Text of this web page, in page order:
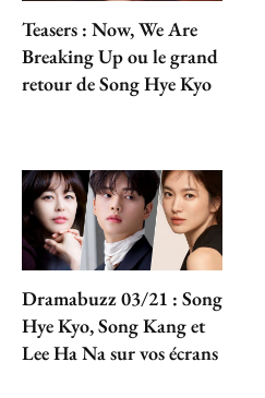
Teasers : Now, We Are
Breaking Up ou le grand
retour de Song Hye Kyo
Dramabuzz 03/21 : Song
Hye Kyo, Song Kang et
Lee Ha Na sur vos écrans